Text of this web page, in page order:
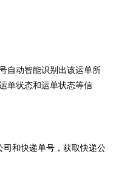
自动智能识别出该运单所
单状态和运单状态等信
和快递单号，获取快递公